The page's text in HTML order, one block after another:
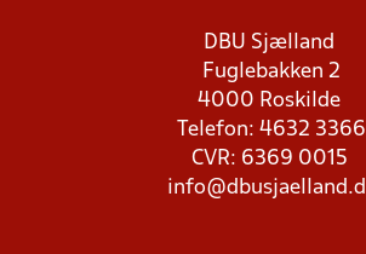
DBU Sjælland
Fuglebakken 2
4000 Roskilde
Telefon: 4632 3366
CVR: 6369 0015